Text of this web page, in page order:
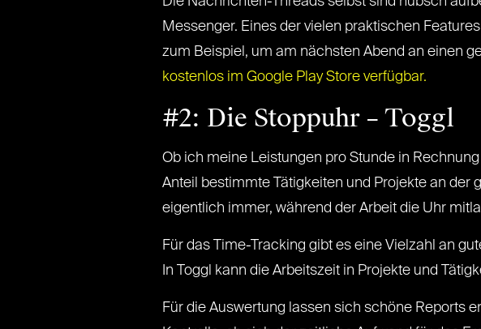
Messenger. Eines der vielen praktischen
zum Beispiel, um am nächsten Abend an einen
kostenlos im Google Play Store verfügbar.
#2: Die Stoppuhr – Toggl
Ob ich meine Leistungen pro Stunde in
Anteil bestimmte Tätigkeiten und Projekte an der
eigentlich immer, während der Arbeit die Uhr
Für das Time-Tracking gibt es eine Vielzahl an
In Toggl kann die Arbeitszeit in Projekte und
Für die Auswertung lassen sich schöne Reports